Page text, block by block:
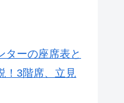
ターの座席表と
！3階席、立見